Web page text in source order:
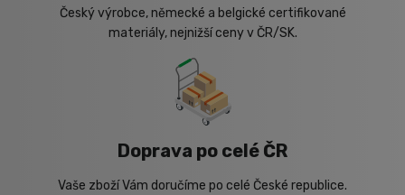
Český výrobce, německé a belgické certifikované
materiály, nejnižší ceny v ČR/SK.
Doprava po celé ČR
Vaše zboží Vám doručíme po celé České republice.